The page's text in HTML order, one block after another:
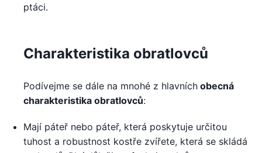
ptáci.
Charakteristika obratlovců
Podívejme se dále na mnohé z hlavních obecná
charakteristika obratlovců:
Mají páteř nebo páteř, která poskytuje určitou
tuhost a robustnost kostře zvířete, která se skládá